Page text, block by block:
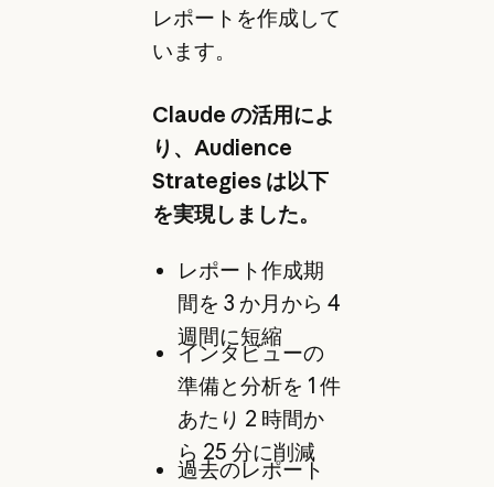
レポートを作成して
います。
Claude の活用によ
り、Audience
Strategies は以下
を実現しました。
レポート作成期
間を 3 か月から 4
週間に短縮
インタビューの
準備と分析を 1 件
あたり 2 時間か
ら 25 分に削減
過去のレポート